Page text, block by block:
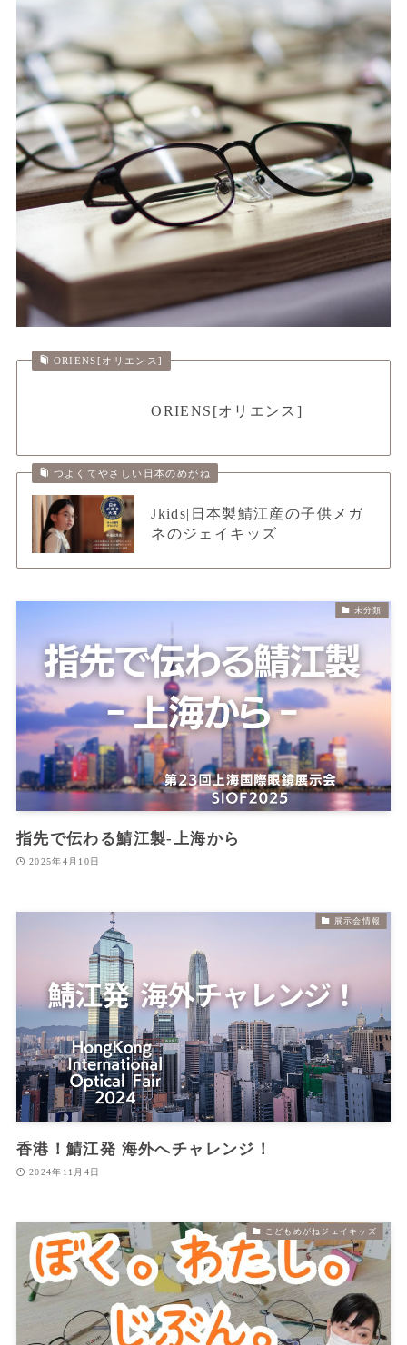
ORIENS[オリエンス]
ORIENS[オリエンス]
つよくてやさしい日本のめがね
Jkids|日本製鯖江産の子供メガ
ネのジェイキッズ
未分類
指先で伝わる鯖江製‐上海から
2025年4月10日
展示会情報
香港！鯖江発 海外へチャレンジ！
2024年11月4日
こどもめがねジェイキッズ